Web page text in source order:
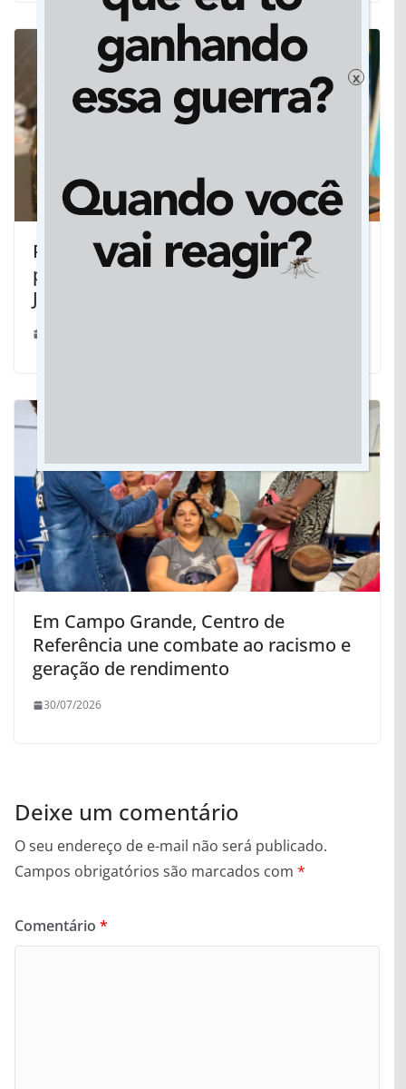
Prefeita Cileide é a primeira mulher a
presidir a Junta do Serviço Militar em
Jateí
Em Campo Grande, Centro de
Referência une combate ao racismo e
geração de rendimento
30/07/2026
Deixe um comentário
O seu endereço de e-mail não será publicado.
Campos obrigatórios são marcados com *
Comentário *
x